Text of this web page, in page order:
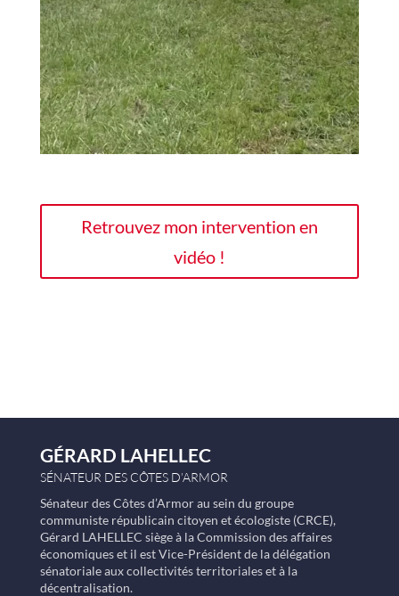
Retrouvez mon intervention en
vidéo !
GÉRARD LAHELLEC
SÉNATEUR DES CÔTES D’ARMOR
Sénateur des Côtes d’Armor au sein du groupe
communiste républicain citoyen et écologiste (CRCE),
Gérard LAHELLEC siège à la Commission des affaires
économiques et il est Vice-Président de la délégation
sénatoriale aux collectivités territoriales et à la
décentralisation.